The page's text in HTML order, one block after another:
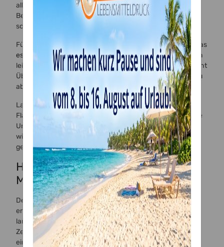
alles in einem Zug modellieren will, drückt bereits geformte
Bereiche schnell wieder ein. Das kostet nicht nur Zeit,
sondern oft auch Nerven.
Für stabile Verbindungen brauchen Sie je nach Masse etwas
essbaren Kleber , Wasser in sehr kleiner Menge oder einfach
leicht angeraute Kontaktflächen. Zu viel Feuchtigkeit macht
Übergänge schmierig. Zu wenig Verbindung führt später zu
abfallenden Armen oder Deko-Teilen.
Lassen Sie fertige Elemente auf einer trockenen, ebenen
Fläche ruhen. Küchenpapier, weiche Matten oder unruhige
Unterlagen können Druckstellen hinterlassen. Kleine Hilfen
wie Schaumstoff, Tissue oder Formstützen sind gerade bei
gebogenen Armen, Hälsen oder Kleidern hilfreich.
Häufige Fehler bei Figuren aus
Modelliermasse
Der häufigste Fehler ist zu weiches Material. Das passiert
entweder durch die falsche Produktwahl oder durch zu
langes Kneten. Wenn Details verschwimmen, ist das kein
Zeichen dafür, dass Sie schlecht modellieren, sondern oft
einfach ein Materialproblem.